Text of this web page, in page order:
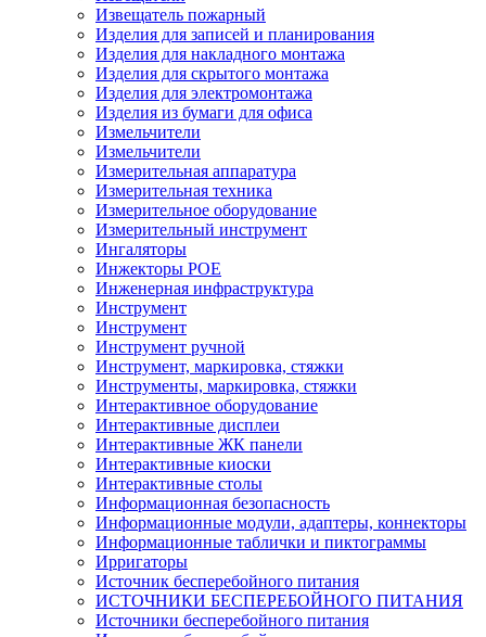
Извещатель пожарный
Изделия для записей и планирования
Изделия для накладного монтажа
Изделия для скрытого монтажа
Изделия для электромонтажа
Изделия из бумаги для офиса
Измельчители
Измельчители
Измерительная аппаратура
Измерительная техника
Измерительное оборудование
Измерительный инструмент
Ингаляторы
Инжекторы POE
Инженерная инфраструктура
Инструмент
Инструмент
Инструмент ручной
Инструмент, маркировка, стяжки
Инструменты, маркировка, стяжки
Интерактивное оборудование
Интерактивные дисплеи
Интерактивные ЖК панели
Интерактивные киоски
Интерактивные столы
Информационная безопасность
Информационные модули, адаптеры, коннекторы
Информационные таблички и пиктограммы
Ирригаторы
Источник бесперебойного питания
ИСТОЧНИКИ БЕСПЕРЕБОЙНОГО ПИТАНИЯ
Источники бесперебойного питания